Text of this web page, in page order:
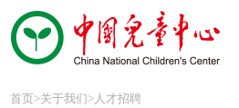
首页>关于我们>人才招聘